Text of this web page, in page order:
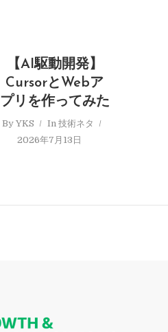
【AI駆動開発】
CursorとWebア
プリを作ってみた
ByYKS In技術ネタ
2026年7月13日